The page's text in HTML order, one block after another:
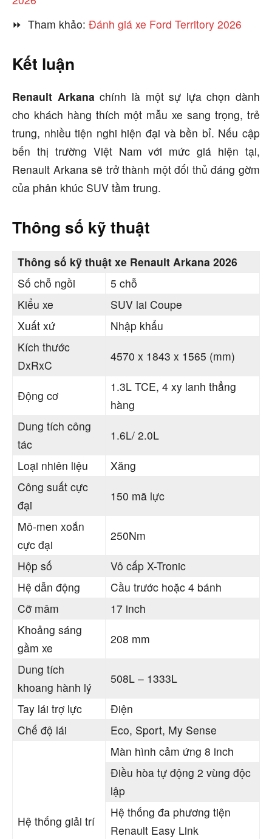
⏩ Tham khảo: Đánh giá xe Ford Territory 2026
Kết luận
Renault Arkana chính là một sự lựa chọn dành
cho khách hàng thích một mẫu xe sang trọng, trẻ
trung, nhiều tiện nghi hiện đại và bền bỉ. Nếu cập
bến thị trường Việt Nam với mức giá hiện tại,
Renault Arkana sẽ trở thành một đối thủ đáng gờm
của phân khúc SUV tầm trung.
Thông số kỹ thuật
Thông số kỹ thuật xe Renault Arkana 2026
Số chỗ ngồi
5 chỗ
Kiểu xe
SUV lai Coupe
Xuất xứ
Nhập khẩu
Kích thước
DxRxC
4570 x 1843 x 1565 (mm)
Động cơ
1.3L TCE, 4 xy lanh thẳng
hàng
Dung tích công
tác
1.6L/ 2.0L
Loại nhiên liệu
Xăng
Công suất cực
đại
150 mã lực
Mô-men xoắn
cực đại
250Nm
Hộp số
Vô cấp X-Tronic
Hệ dẫn động
Cầu trước hoặc 4 bánh
Cỡ mâm
17 inch
Khoảng sáng
gầm xe
208 mm
Dung tích
khoang hành lý
508L – 1333L
Tay lái trợ lực
Điện
Chế độ lái
Eco, Sport, My Sense
Hệ thống giải trí
Màn hình cảm ứng 8 inch
Điều hòa tự động 2 vùng độc
lập
Hệ thống đa phương tiện
Renault Easy Link